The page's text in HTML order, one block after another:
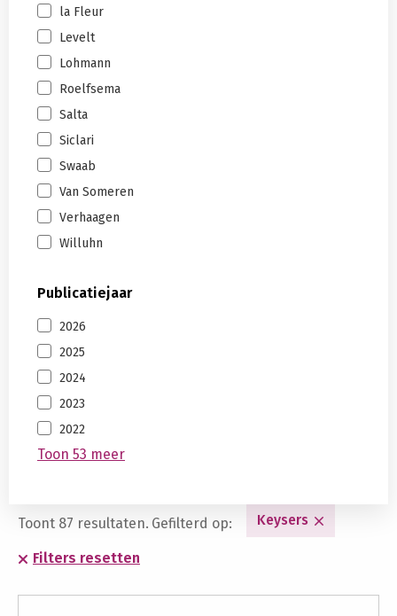
la Fleur
Levelt
Lohmann
Roelfsema
Salta
Siclari
Swaab
Van Someren
Verhaagen
Willuhn
Publicatiejaar
2026
2025
2024
2023
2022
Toon 53 meer
Toont 87 resultaten. Gefilterd op: Keysers
Filters resetten